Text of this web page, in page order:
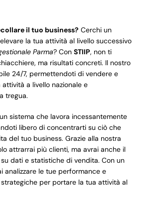
il tuo business? Cerchi un
la tua attività al livello successivo
Parma? Con STIIP, non ti
ma risultati concreti. Il nostro
24/7, permettendoti di vendere e
a livello nazionale e
tregua.
sistema che lavora incessantemente
libero di concentrarti su ciò che
del tuo business. Grazie alla nostra
attrarrai più clienti, ma avrai anche il
dati e statistiche di vendita. Con un
analizzare le tue performance e
per portare la tua attività al